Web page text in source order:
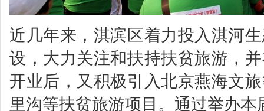
近几年来，淇滨区着力投入淇河
设，大力关注和扶持扶贫旅游，
开业后，又积极引入北京燕海文
里沟等扶贫旅游项目。通过举办